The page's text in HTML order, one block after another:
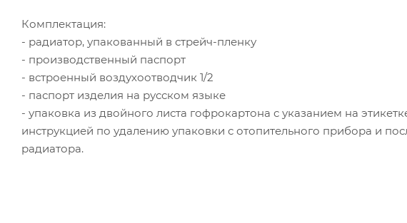
Комплектация:
- радиатор, упакованный в стрейч-пленку
- производственный паспорт
- встроенный воздухоотводчик 1/2
- паспорт изделия на русском языке
- упаковка из двойного листа гофрокартона с указанием на
инструкцией по удалению упаковки с отопительного прибора и
радиатора.